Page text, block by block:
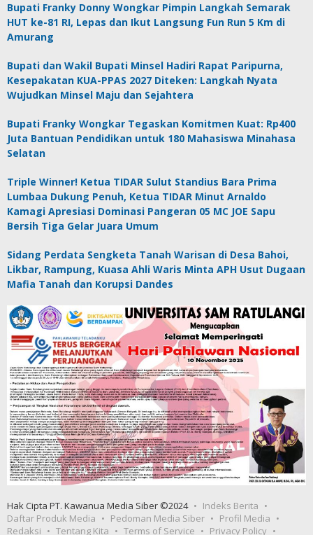
Bupati Franky Donny Wongkar Pimpin Langkah Semarak
HUT ke-81 RI, Lepas dan Ikut Langsung Fun Run 5 Km di
Amurang
Bupati dan Wakil Bupati Minsel Hadiri Rapat Paripurna,
Kesepakatan KUA-PPAS 2027 Diteken: Langkah Nyata
Wujudkan Minsel Maju dan Sejahtera
Bupati Franky Wongkar Tegaskan Komitmen Kuat: Rp400
Juta Bantuan Pendidikan untuk 180 Mahasiswa Minahasa
Selatan
Triple Winner! Ketua TIDAR Sulut Standius Bara Prima
Lumbaa Dukung Penuh, Ketua TIDAR Minut Arnaldo
Kamagi Apresiasi Dominasi Pangeran 05 MC JOE Sapu
Bersih Tiga Gelar Juara Umum
Sidang Perdata Sengketa Tanah Warisan di Desa Bahoi,
Likbar, Rampung, Kuasa Ahli Waris Minta APH Usut Dugaan
Mafia Tanah dan Korupsi Dandes
Hak Cipta PT. Kawanua Media Siber ©2024
Indeks Berita
Daftar Produk Media
Pedoman Media Siber
Profil Media
Redaksi
Tentang Kita Terms of Service Privacy Policy